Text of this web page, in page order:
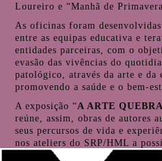
Loureiro e “Manhã de
As oficinas foram
entre as equipas educativa e
entidades parceiras, com o
evasão das vivências do
patológico, através da arte e da
promovendo a saúde e o bem-
A exposição “A ARTE
reúne, assim, obras de autores
seus percursos de vida e
nos ateliers do SRP/HML a
emoção em arte.